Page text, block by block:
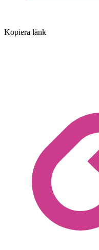
Kopiera länk